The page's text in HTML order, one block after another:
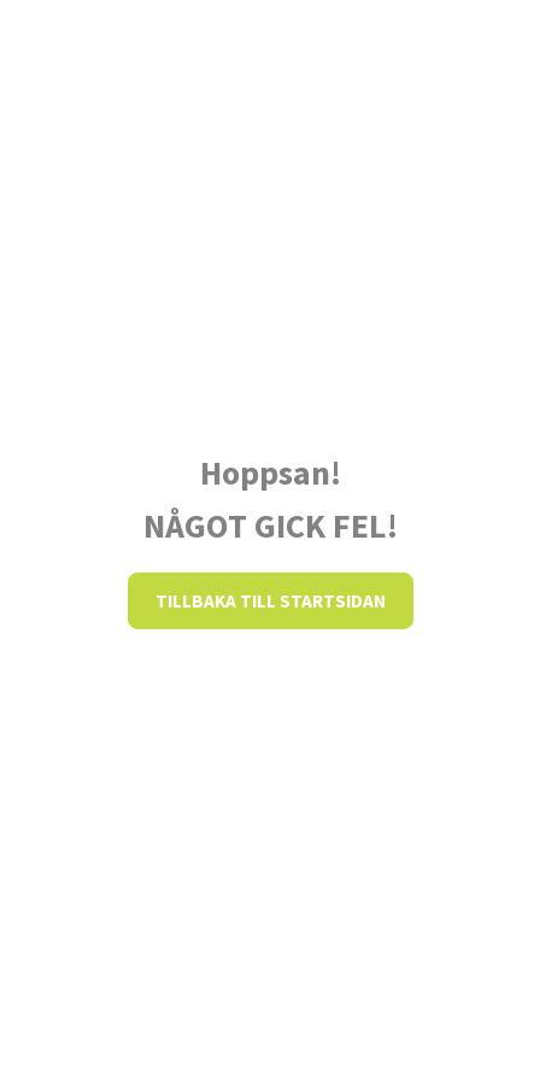
Hoppsan!
NÅGOT GICK FEL!
TILLBAKA TILL STARTSIDAN